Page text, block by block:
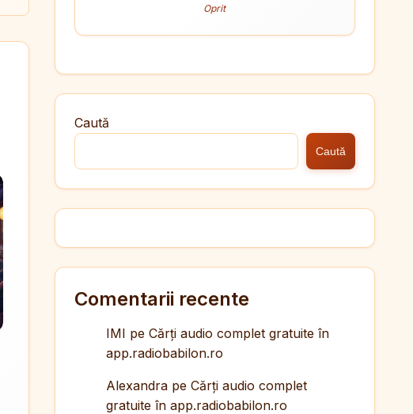
Oprit
Caută
Caută
Comentarii recente
IMI pe Cărți audio complet gratuite în
app.radiobabilon.ro
Alexandrape Cărți audio complet
gratuite în app.radiobabilon.ro